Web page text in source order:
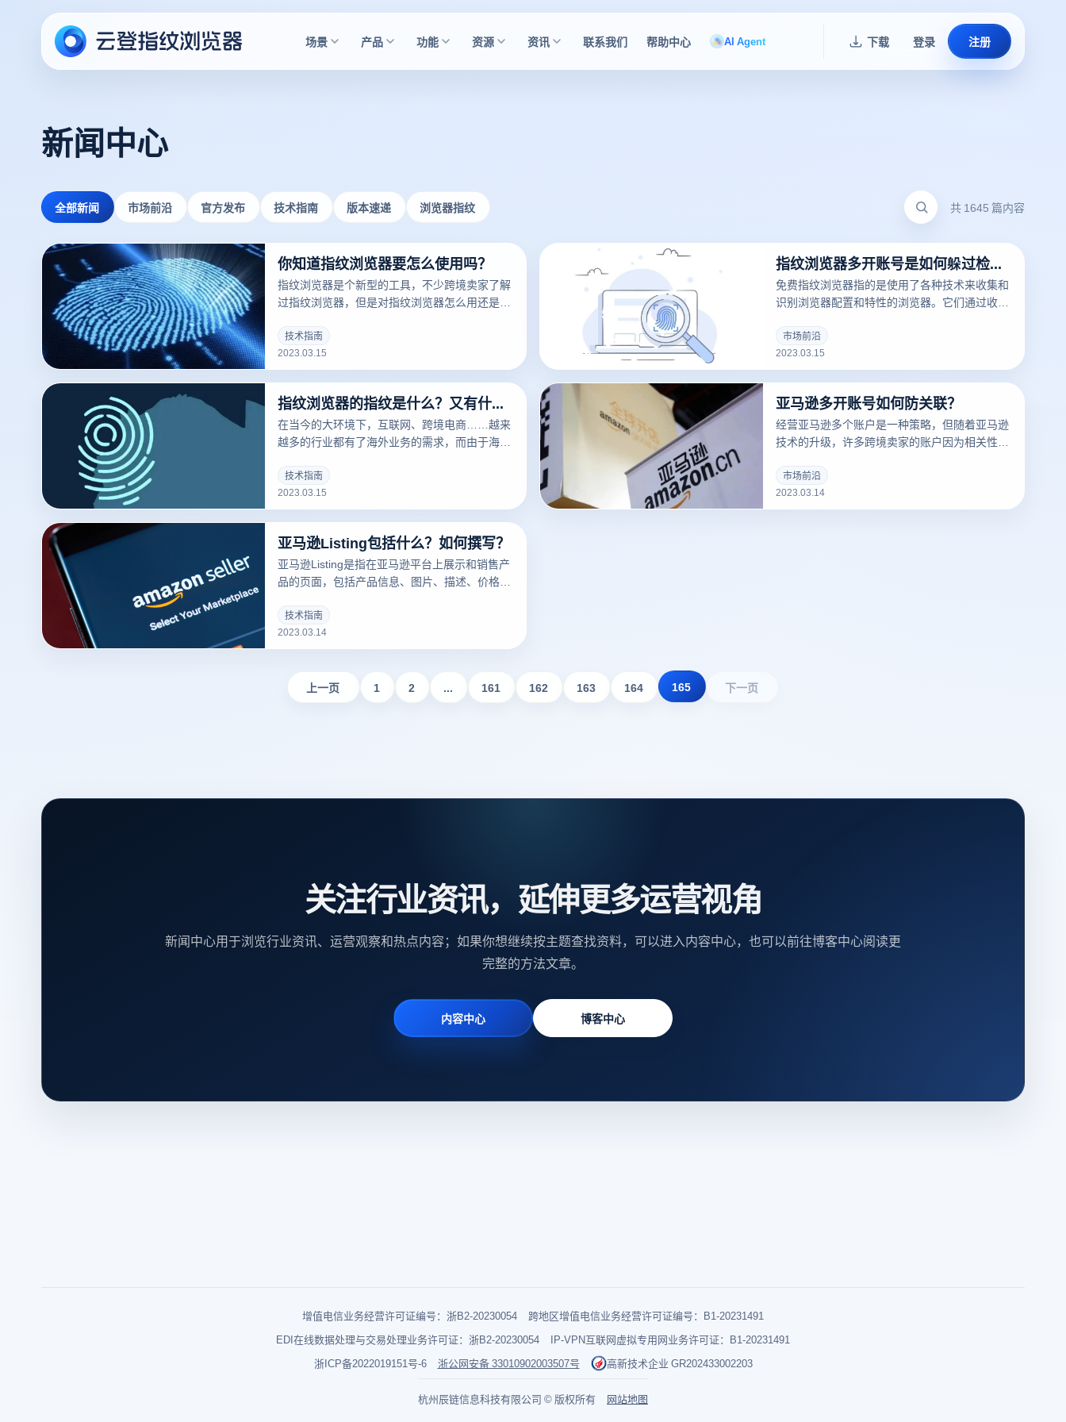
场景 产品 功能 资源 资讯 联系我们 帮助中心 AI Agent 下载 登录 注册
新闻中心
全部新闻 市场前沿 官方发布 技术指南 版本速递 浏览器指纹 共 1645 篇内容
你知道指纹浏览器要怎么使用吗？
指纹浏览器是个新型的工具，不少跨境卖家了解
过指纹浏览器，但是对指纹浏览器怎么用还是有
是一款可以修改网络指纹的浏览器。因为我们每
个账号登录电脑都会留下我们的指纹信息，通过
这些指纹信息可以识别用户的身份信息，从而用
要怎么使用呢？
技术指南
2023.03.15
指纹浏览器多开账号是如何躲过检测的？
免费指纹浏览器指的是使用了各种技术来收集和
识别浏览器配置和特性的浏览器。它们通过收集
息来创建一个唯一的浏览器指纹，这可以用于追
踪用户的在线行为。
市场前沿
2023.03.15
指纹浏览器的指纹是什么？又有什么用？
在当今的大环境下，互联网、跨境电商……越来
越多的行业都有了海外业务的需求，而由于海外
用到不同的IP，这时候便要用到指纹浏览器。要
清楚的了解什么是指纹浏览器之前，我们需要知
道什么是们先来说一下浏览器指纹。听着非常相
技术指南
2023.03.15
亚马逊多开账号如何防关联？
经营亚马逊多个账户是一种策略，但随着亚马逊
技术的升级，许多跨境卖家的账户因为相关性而
如何防止相关性呢？有什么好的防关联方法？
市场前沿
2023.03.14
亚马逊Listing包括什么？如何撰写？
亚马逊Listing是指在亚马逊平台上展示和销售产
品的页面，包括产品信息、图片、描述、价格、
可以吸引更多的潜在买家，增加销量。以下云登
录指纹浏览器关于亚马逊Listing包括什么？如何
撰写？的一些建议。
技术指南
2023.03.14
上一页 1 2 ... 161 162 163 164 165 下一页
关注行业资讯，延伸更多运营视角
新闻中心用于浏览行业资讯、运营观察和热点内容；如果你想继续按主题查找资料，可以进入内容中心，也可以前往博客中心阅读更
完整的方法文章。
内容中心 博客中心
增值电信业务经营许可证编号：浙B2-20230054
跨地区增值电信业务经营许可证编号：B1-20231491
EDI在线数据处理与交易处理业务许可证：浙B2-20230054
IP-VPN互联网虚拟专用网业务许可证：B1-20231491
浙ICP备2022019151号-6
浙公网安备 33010902003507号 高新技术企业 GR202433002203
杭州辰链信息科技有限公司 © 版权所有 网站地图